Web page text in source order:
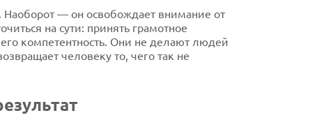
Наоборот — он освобождает внимание от
на сути: принять грамотное
компетентность. Они не делают людей
человеку то, чего так не